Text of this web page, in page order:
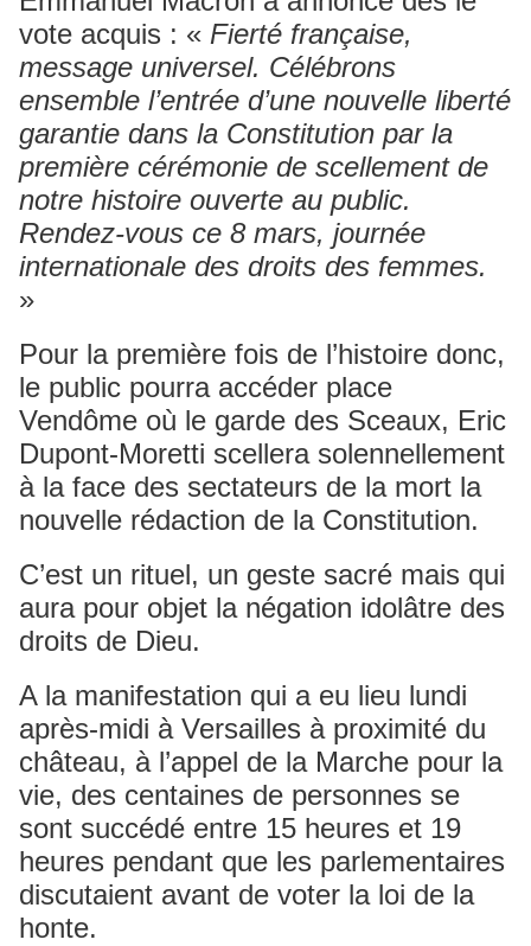
vote acquis : « Fierté française,
message universel. Célébrons
ensemble l’entrée d’une nouvelle liberté
garantie dans la Constitution par la
première cérémonie de scellement de
notre histoire ouverte au public.
Rendez-vous ce 8 mars, journée
internationale des droits des femmes.
»
Pour la première fois de l’histoire donc,
le public pourra accéder place
Vendôme où le garde des Sceaux, Eric
Dupont-Moretti scellera solennellement
à la face des sectateurs de la mort la
nouvelle rédaction de la Constitution.
C’est un rituel, un geste sacré mais qui
aura pour objet la négation idolâtre des
droits de Dieu.
A la manifestation qui a eu lieu lundi
après-midi à Versailles à proximité du
château, à l’appel de la Marche pour la
vie, des centaines de personnes se
sont succédé entre 15 heures et 19
heures pendant que les parlementaires
discutaient avant de voter la loi de la
honte.